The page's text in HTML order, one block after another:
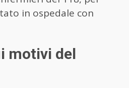
in ospedale con
motivi del